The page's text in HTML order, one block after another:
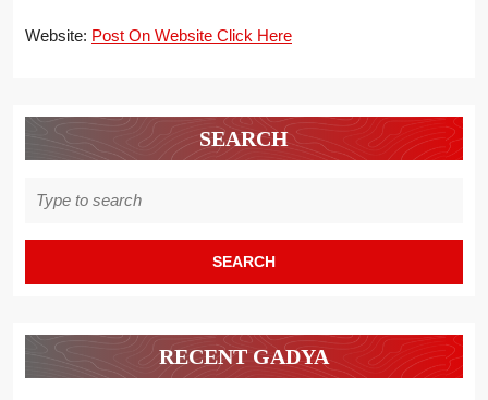
Website: Post On Website Click Here
SEARCH
for:
RECENT GADYA